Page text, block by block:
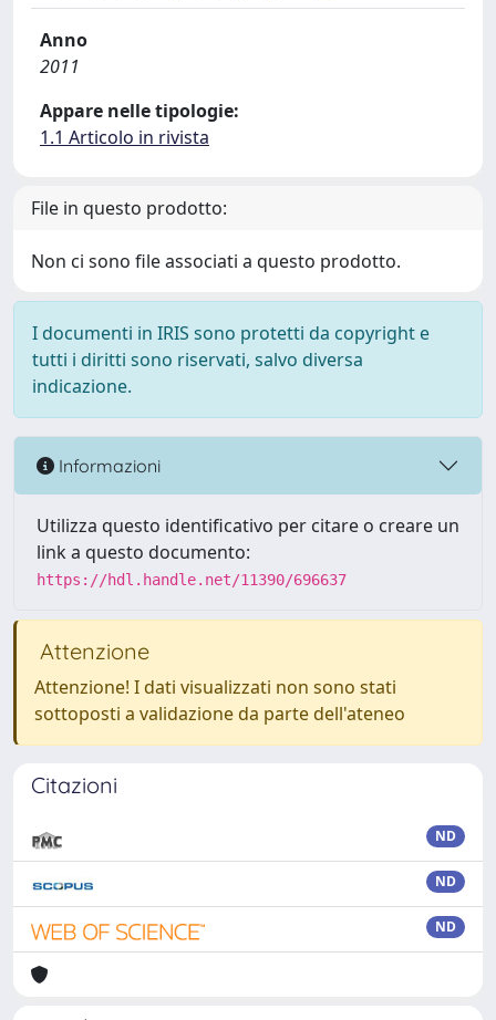
Anno
2011
Appare nelle tipologie:
1.1 Articolo in rivista
File in questo prodotto:
Non ci sono file associati a questo prodotto.
I documenti in IRIS sono protetti da copyright e
tutti i diritti sono riservati, salvo diversa
indicazione.
Informazioni
Utilizza questo identificativo per citare o creare un
link a questo documento:
https://hdl.handle.net/11390/696637
Attenzione
Attenzione! I dati visualizzati non sono stati
sottoposti a validazione da parte dell'ateneo
Citazioni
ND
ND
ND